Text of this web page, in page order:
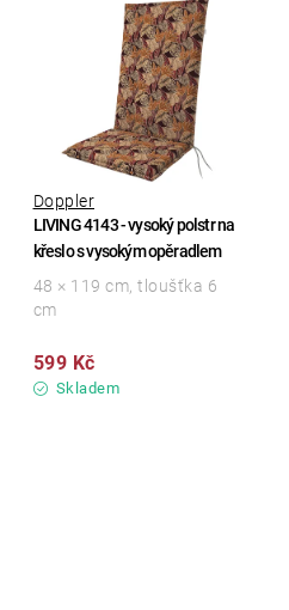
LIVING 4143 - vysoký polstr na
křeslo s vysokým opěradlem
Doppler
Skladem
599 Kč
48 × 119 cm, tloušťka 6
cm